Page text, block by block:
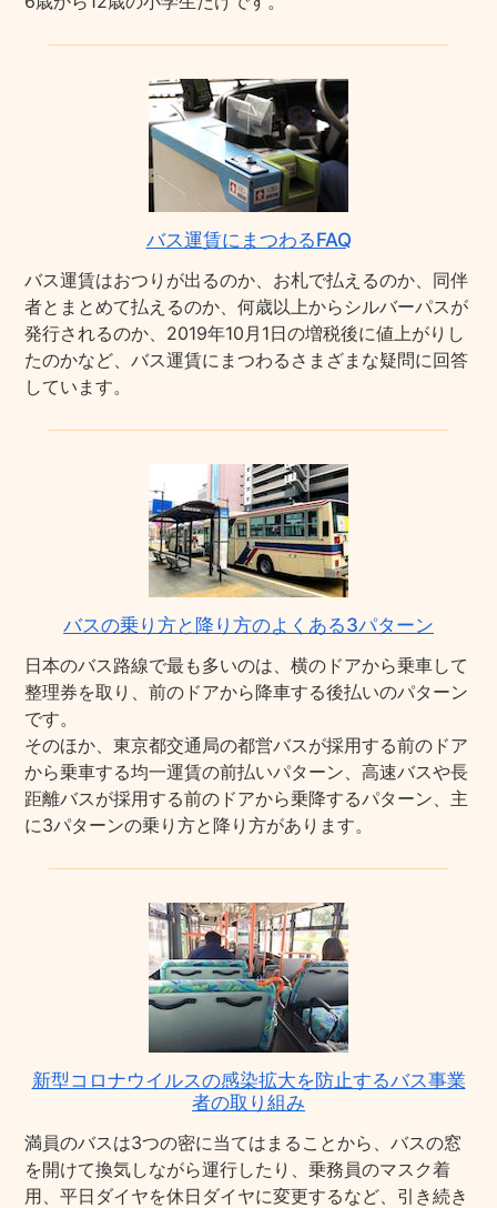
バス運賃にまつわるFAQ
バス運賃はおつりが出るのか、お札で払えるのか、同伴
者とまとめて払えるのか、何歳以上からシルバーパスが
発行されるのか、2019年10月1日の増税後に値上がりし
たのかなど、バス運賃にまつわるさまざまな疑問に回答
しています。
バスの乗り方と降り方のよくある3パターン
日本のバス路線で最も多いのは、横のドアから乗車して
整理券を取り、前のドアから降車する後払いのパターン
です。
そのほか、東京都交通局の都営バスが採用する前のドア
から乗車する均一運賃の前払いパターン、高速バスや長
距離バスが採用する前のドアから乗降するパターン、主
に3パターンの乗り方と降り方があります。
新型コロナウイルスの感染拡大を防止するバス事業
者の取り組み
満員のバスは3つの密に当てはまることから、バスの窓
を開けて換気しながら運行したり、乗務員のマスク着
用、平日ダイヤを休日ダイヤに変更するなど、引き続き